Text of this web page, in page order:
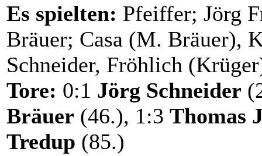
Es spielten: Pfeiffer; Jörg
Bräuer; Casa (M. Bräuer),
Schneider, Fröhlich
Tore: 0:1 Jörg Schneider
Bräuer (46.), 1:3 Thomas
Tredup (85.)